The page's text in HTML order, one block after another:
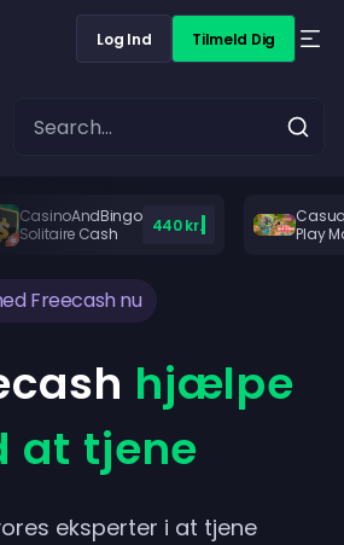
Log Ind Tilmeld Dig
CasinoAndBingo
Solitaire Cash
440 kr.
Play
Freecash nu
hjælpe
at tjene
eksperter i at tjene